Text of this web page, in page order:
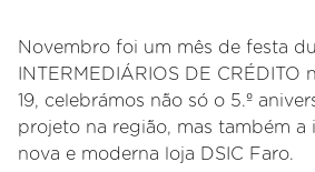
Novembro foi um mês de festa
INTERMEDIÁRIOS DE CRÉDITO
19, celebrámos não só o 5.º
projeto na região, mas também a
nova e moderna loja DSIC Faro.